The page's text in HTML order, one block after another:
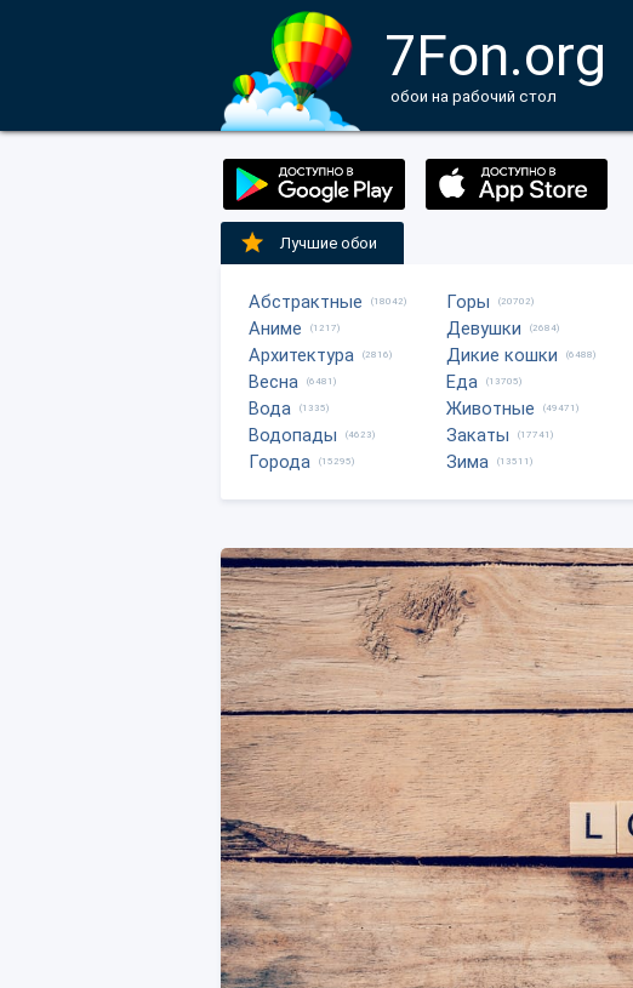
7Fon.org
обои на рабочий стол
Лучшие обои
Абстрактные (18042)
Аниме (1217)
Архитектура (2816)
Весна (6481)
Вода (1335)
Водопады (4623)
Города (15295)
Горы (20702)
Девушки (2684)
Дикие кошки (6488)
Еда (13705)
Животные (49471)
Закаты (17741)
Зима (13511)